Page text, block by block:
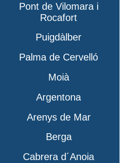
Pont de Vilomara i
Rocafort
Puigdàlber
Palma de Cervelló
Moià
Argentona
Arenys de Mar
Berga
Cabrera d´Anoia